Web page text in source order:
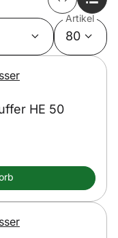
Artikel
80
HE 50